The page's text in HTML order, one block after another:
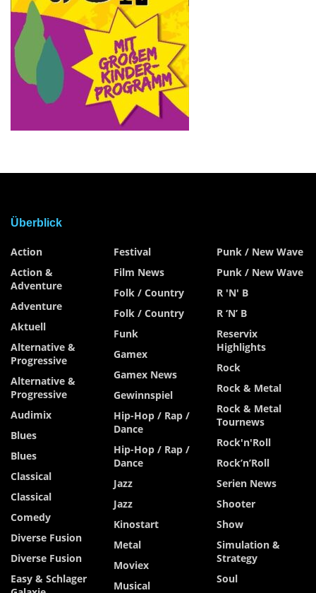
Überblick
Action
Action &
Adventure
Adventure
Aktuell
Alternative &
Progressive
Alternative &
Progressive
Audimix
Blues
Blues
Classical
Classical
Comedy
Diverse Fusion
Diverse Fusion
Easy & Schlager
Festival
Film News
Folk / Country
Folk / Country
Funk
Gamex
Gamex News
Gewinnspiel
Hip-Hop / Rap /
Dance
Hip-Hop / Rap /
Dance
Jazz
Jazz
Kinostart
Metal
Moviex
Musical
Punk / New Wave
Punk / New Wave
R 'n' B
R ‘n’ B
Reservix
Highlights
Rock
Rock & Metal
Rock & Metal
Tournews
Rock'n'Roll
Rock’n’Roll
Serien News
Shooter
Show
Simulation &
Strategy
Soul